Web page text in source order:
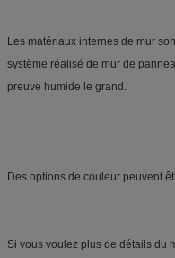
Les matériaux internes de mur
système réalisé de mur de
preuve humide le grand.
Des options de couleur peuvent
Si vous voulez plus de détails du